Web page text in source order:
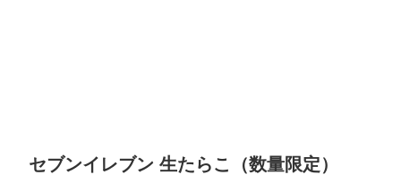
セブンイレブン 生たらこ（数量限定）